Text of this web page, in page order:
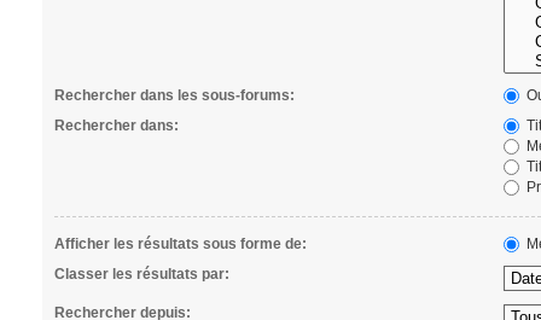
Rechercher dans les sous-forums:
Rechercher dans:
Afficher les résultats sous forme de:
Classer les résultats par:
Rechercher depuis: